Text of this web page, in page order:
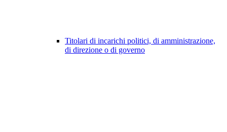
Titolari di incarichi politici, di amministrazione,
di direzione o di governo